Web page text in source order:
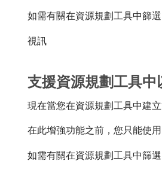
如需有關在資源規劃工具中篩
視訊
支援資源規劃工具
現在當您在資源規劃工具中建
在此增強功能之前，您只能使
如需有關在資源規劃工具中篩